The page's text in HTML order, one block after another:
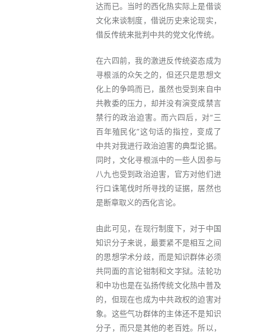
达而已。当时的西化热实际上是借谈
文化来谈制度，借说历史来论现实，
借反传统来批判中共的党文化传统。
在六四前，我的激进反传统姿态成为
寻根派的众矢之的，但还只是思想文
化上的争鸣而已，虽然也受到来自中
共教委的压力，却并没有演变成禁言
禁行的政治迫害。而六四后，对“三
百年殖民化”这句话的指控，变成了
中共对我进行政治迫害的典型论据。
同时，文化寻根派中的一些人因参与
八九也受到政治迫害，官方对他们进
行口诛笔伐时所寻找的证据，居然也
是断章取义的西化言论。
由此可见，在现行制度下，对于中国
知识分子来说，最要紧不是相互之间
的思想学术分歧，而是知识群体必须
共同面的言论钳制和文字狱。法轮功
和中功也是在弘扬传统文化热中普及
的，但现在也成为中共政权的迫害对
象。这些气功群体的主体还不是知识
分子，而只是其他的老百姓。所以，